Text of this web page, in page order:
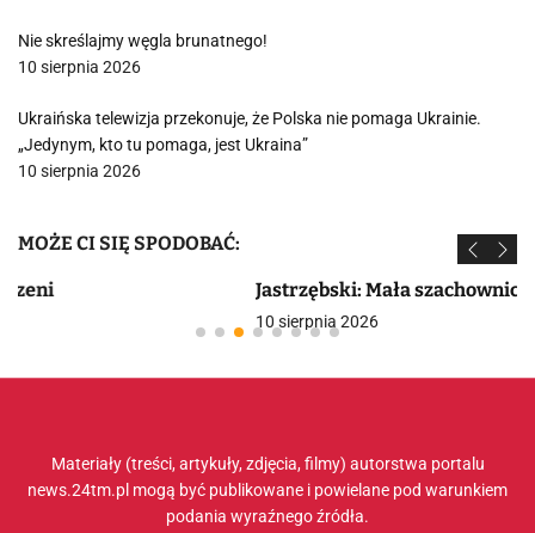
Nie skreślajmy węgla brunatnego!
10 sierpnia 2026
Ukraińska telewizja przekonuje, że Polska nie pomaga Ukrainie.
„Jedynym, kto tu pomaga, jest Ukraina”
10 sierpnia 2026
MOŻE CI SIĘ SPODOBAĆ:
Jastrzębski: Mała szachownica prezydenta Serbii
Materiały (treści, artykuły, zdjęcia, filmy) autorstwa portalu
news.24tm.pl mogą być publikowane i powielane pod warunkiem
podania wyraźnego źródła.